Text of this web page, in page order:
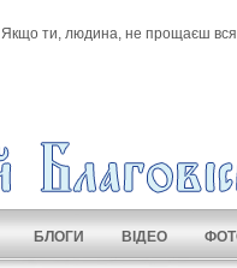
Якщо ти, людина, не прощаєш
БЛОГИ ВІДЕО